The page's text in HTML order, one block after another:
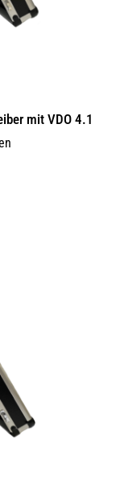
mit VDO 4.1